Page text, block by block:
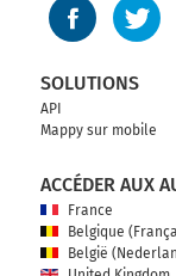
SOLUTIONS
API
Mappy sur mobile
ACCÉDER AUX
France
Belgique
België